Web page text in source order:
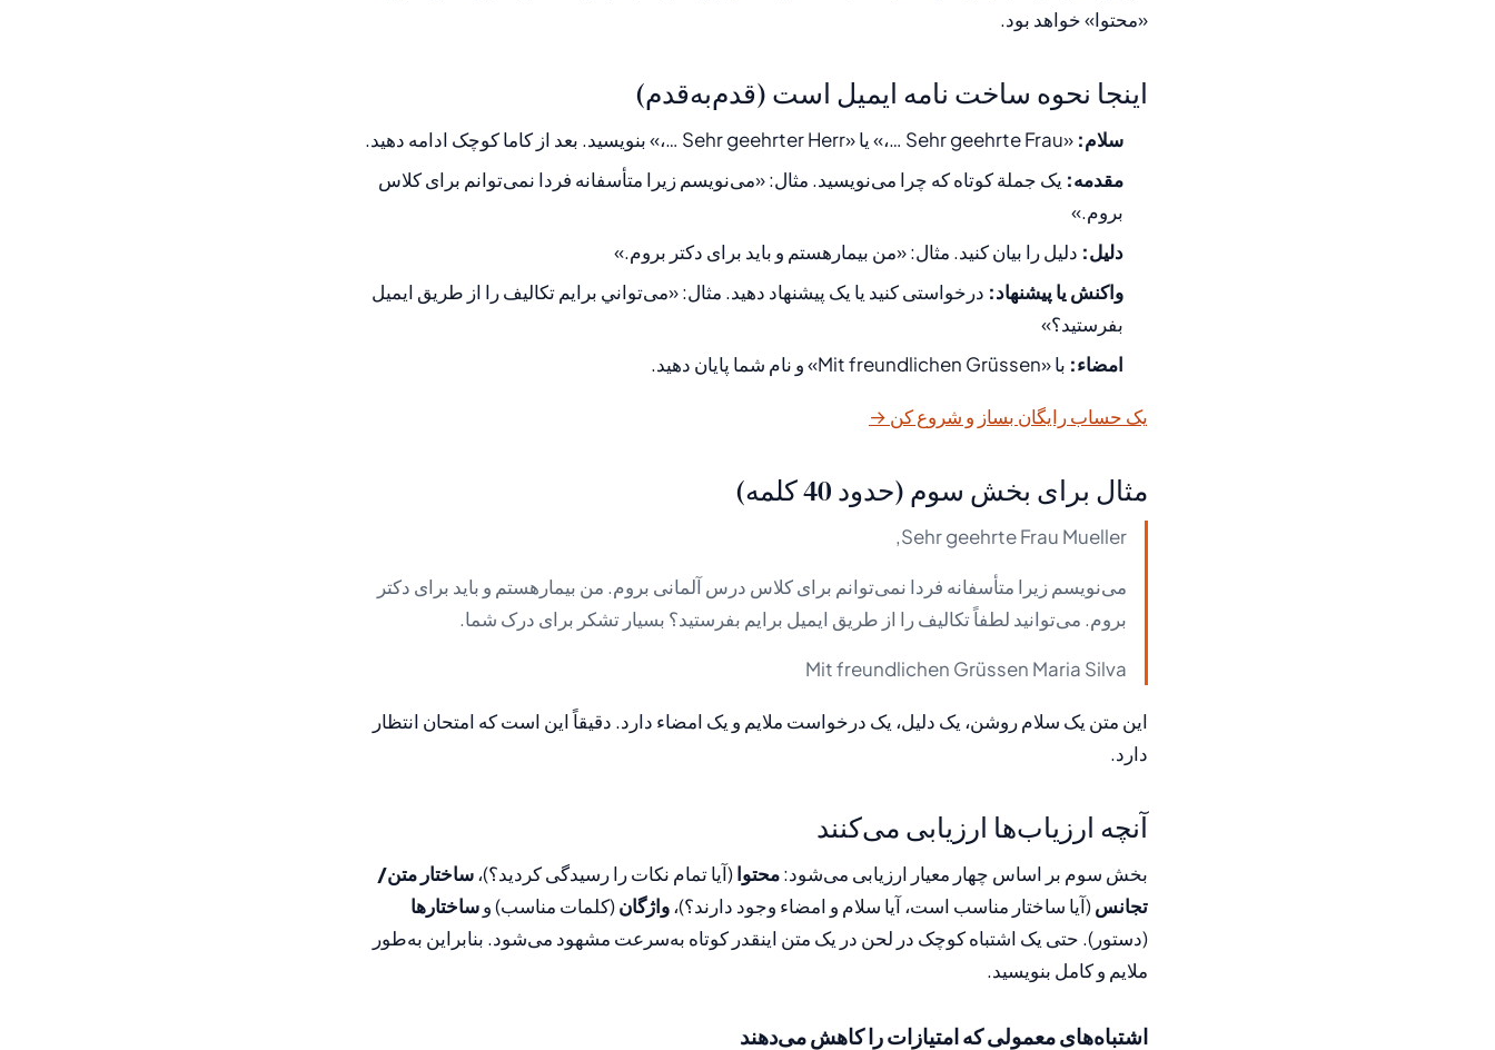
«محتوا» خواهد بود.
اینجا نحوه ساخت نامه ایمیل است (قدم‌به‌قدم)
سلام: «Sehr geehrte Frau …،» یا «Sehr geehrter Herr …،» بنویسید. بعد از کاما کوچک ادامه دهید.
مقدمه: یک جملة کوتاه که چرا می‌نویسید. مثال: «می‌نویسم زیرا متأسفانه فردا نمی‌توانم برای کلاس
بروم.»
دلیل: دلیل را بیان کنید. مثال: «من بیمار‌هستم و باید برای دکتر بروم.»
واکنش یا پیشنهاد: درخواستی کنید یا یک پیشنهاد دهید. مثال: «می‌تواني برايم تکاليف را از طريق ايميل
بفرستيد؟»
امضاء: با «Mit freundlichen Grüssen» و نام شما پایان دهید.
یک حساب رایگان بساز و شروع کن →
مثال برای بخش سوم (حدود 40 کلمه)
Sehr geehrte Frau Mueller,
می‌نویسم زیرا متأسفانه فردا نمی‌توانم برای کلاس درس آلمانی بروم. من بیمار‌هستم و باید برای دکتر
بروم. می‌توانید لطفاً تکاليف را از طريق ايميل برايم بفرستيد؟ بسیار تشکر برای درک شما.
Mit freundlichen Grüssen Maria Silva
این متن یک سلام روشن، یک دلیل، یک درخواست ملایم و یک امضاء دارد. دقیقاً این است که امتحان انتظار
دارد.
آنچه ارزیاب‌ها ارزیابی می‌کنند
بخش سوم بر اساس چهار معیار ارزیابی می‌شود:محتوا(آیا تمام نکات را رسیدگی کردید؟)،ساختار متن/
تجانس(آیا ساختار مناسب است، آیا سلام و امضاء وجود دارند؟)،واژگان(کلمات مناسب) وساختارها
(دستور). حتی یک اشتباه کوچک در لحن در یک متن اینقدر کوتاه به‌سرعت مشهود می‌شود. بنابراین به‌طور
ملایم و کامل بنویسید.
اشتباه‌های معمولی که امتیازات را کاهش می‌دهند